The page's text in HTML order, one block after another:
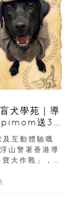
犬學苑｜導
送3
互動體驗嘅
山警署香港導
大作戰」，家